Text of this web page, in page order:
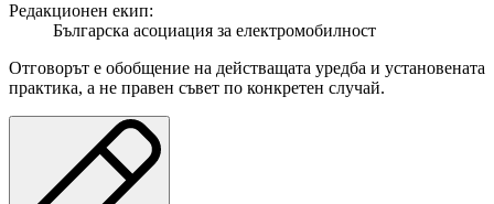
Редакционен екип:
Българска асоциация за електромобилност
Отговорът е обобщение на действащата уредба и установената
практика, а не правен съвет по конкретен случай.